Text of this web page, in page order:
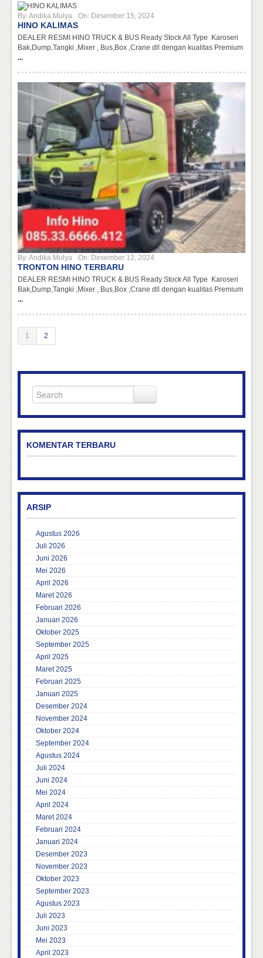
By:Andika Mulya On: Desember 15, 2024
HINO KALIMAS
DEALER RESMI HINO TRUCK & BUS Ready Stock All Type Karoseri
Bak,Dump,Tangki ,Mixer , Bus,Box ,Crane dll dengan kualitas Premium
...
By:Andika Mulya On: Desember 12, 2024
TRONTON HINO TERBARU
DEALER RESMI HINO TRUCK & BUS Ready Stock All Type Karoseri
Bak,Dump,Tangki ,Mixer , Bus,Box ,Crane dll dengan kualitas Premium
...
1 2
KOMENTAR TERBARU
ARSIP
Agustus 2026
Juli 2026
Juni 2026
Mei 2026
April 2026
Maret 2026
Februari 2026
Januari 2026
Oktober 2025
September 2025
April 2025
Maret 2025
Februari 2025
Januari 2025
Desember 2024
November 2024
Oktober 2024
September 2024
Agustus 2024
Juli 2024
Juni 2024
Mei 2024
April 2024
Maret 2024
Februari 2024
Januari 2024
Desember 2023
November 2023
Oktober 2023
September 2023
Agustus 2023
Juli 2023
Juni 2023
Mei 2023
April 2023